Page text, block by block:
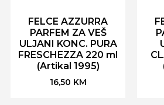
FELCE AZZURRA
PARFEM ZA VEŠ
ULJANI KONC. PURA
FRESCHEZZA 220 ml
(Artikal 1995)
16,50 KM